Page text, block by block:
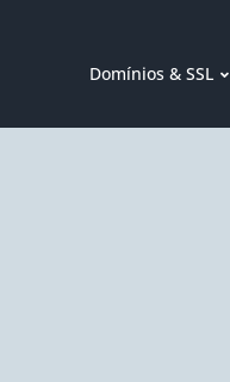
Domínios & SSL